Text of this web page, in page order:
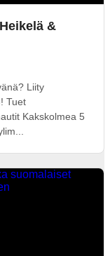
&
Liity
Tuet
Kakskolmea 5